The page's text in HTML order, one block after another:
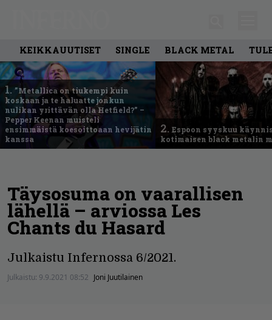
KEIKKAUUTISET SINGLE BLACK METAL
1. ”Metallica on tiukempi kuin
koskaan ja te haluatte jonkun
nulikan yrittävän olla Hetfield?” –
Pepper Keenan muisteli
ensimmäistä koesoittoaan hevijätin
kanssa
2. Espoon syyskuu
kotimaisen black metalin
Täysosuma on vaarallisen
lähellä – arviossa Les
Chants du Hasard
Julkaistu Infernossa 6/2021.
Julkaistu: 9.9.2021 08:52 Joni Juutilainen